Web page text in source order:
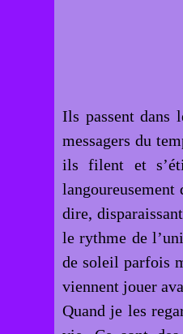
Ils passent dans
messagers du
ils filent et
dire,
le rythme de
de soleil parfois
viennent jouer
Quand je les